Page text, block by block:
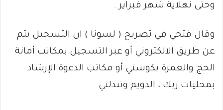
وحتى نهلاية شهر فبراير .
وقال فتحي في تصريح ( لسونا ) ان التسجيل يتم
عن طريق الالكتروني أو عبر التسجيل بمكاتب أمانة
الحج والعمرة بكوستي أو مكاتب الدعوة الإرشاد
بمحليات ربك ، الدويم وتندلتي .